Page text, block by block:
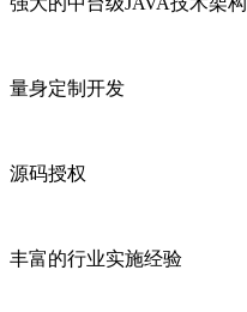
量身定制开发
源码授权
丰富的行业实施经验